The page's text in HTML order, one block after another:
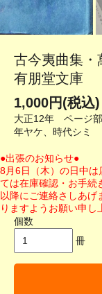
古今夷曲集
有朋堂文庫
1,000円(税込)
大正12年 ページ
年ヤケ、時代シミ
●出張のお知らせ●
8月6日（木）の日中は
ては在庫確認・お手続
以降にご連絡さしあ
りますようお願い申
個数
冊